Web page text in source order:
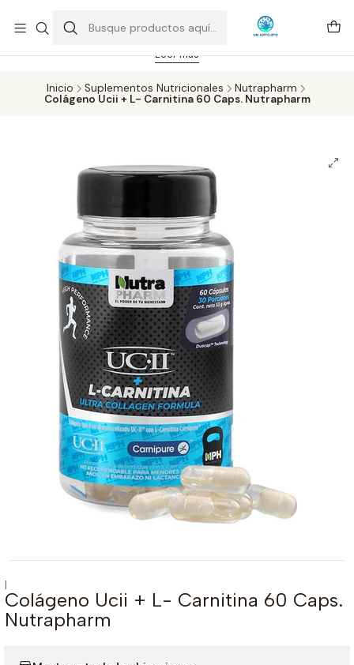
Feriado 21-05-2026 atención hasta las 14 hrs. Envío GRATIS mismo
día solo área Metropolitana Santiago por compras desde CLP 39.900.
Pedidos hasta 16 hrs., sábados y domingos hasta 14 hrs.
Leer más
Inicio Suplementos Nutricionales
Nutrapharm
Colágeno Ucii + L- Carnitina 60 Caps. Nutrapharm
|
Colágeno Ucii + L- Carnitina 60 Caps.
Nutrapharm